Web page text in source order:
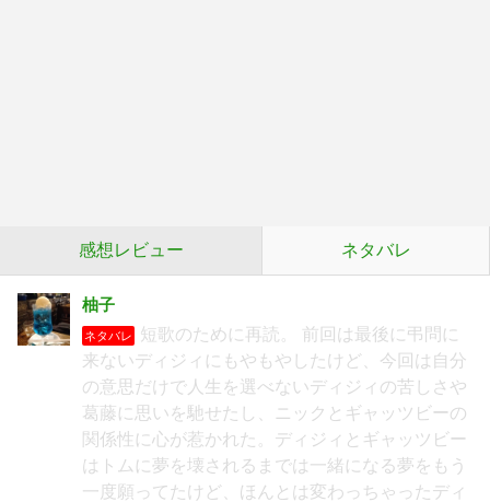
感想レビュー ネタバレ
柚子
ネタバレ
短歌のために再読。 前回は最後に弔問に
来ないディジィにもやもやしたけど、今回は自分
の意思だけで人生を選べないディジィの苦しさや
葛藤に思いを馳せたし、ニックとギャッツビーの
関係性に心が惹かれた。ディジィとギャッツビー
はトムに夢を壊されるまでは一緒になる夢をもう
一度願ってたけど、ほんとは変わっちゃったディ